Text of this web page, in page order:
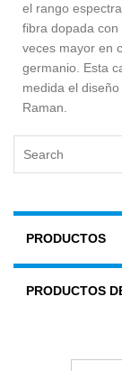
el rango
fibra dopada
veces mayor en
germanio. Esta
medida el
Raman.
PRODUCTOS
PRODUCTOS